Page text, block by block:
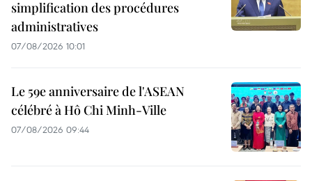
simplification des procédures
administratives
07/08/2026 10:01
Le 59e anniversaire de l'ASEAN
célébré à Hô Chi Minh-Ville
07/08/2026 09:44